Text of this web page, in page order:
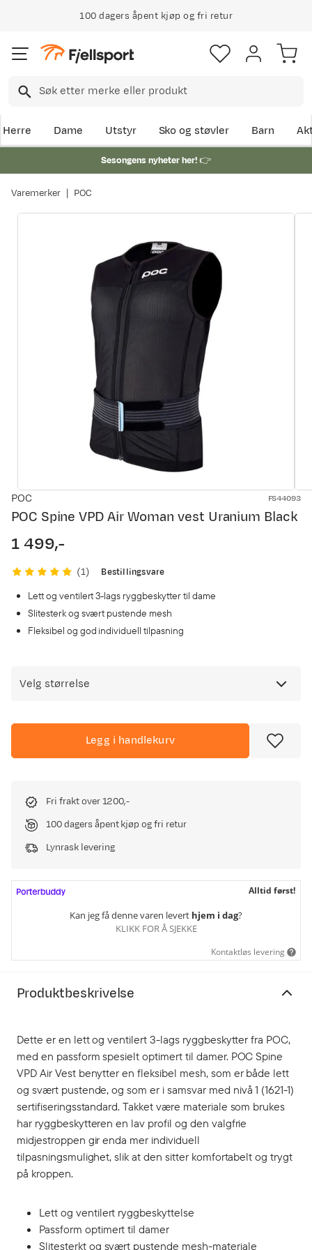
100 dagers åpent kjøp og fri retur
Herre Dame Utstyr Sko og støvler Barn
Sesongens nyheter her!👉
Varemerker POC
POC FS44093
POC Spine VPD Air Woman vest Uranium Black
price
1 499,-
(1)
Bestillingsvare
Lett og ventilert 3-lags ryggbeskytter til dame
Slitesterk og svært pustende mesh
Fleksibel og god individuell tilpasning
Velg størrelse
Legg i handlekurv
Fri frakt over 1200,-
100 dagers åpent kjøp og fri retur
Lynrask levering
Alltid først!
Kan jeg få denne varen levert hjem i dag?
KLIKK FOR Å SJEKKE
Kontaktløs levering
Produktbeskrivelse
Dette er en lett og ventilert 3-lags ryggbeskytter fra POC,
med en passform spesielt optimert til damer. POC Spine
VPD Air Vest benytter en fleksibel mesh, som er både lett
og svært pustende, og som er i samsvar med nivå 1 (1621-1)
sertifiseringsstandard. Takket være materiale som brukes
har ryggbeskytteren en lav profil og den valgfrie
midjestroppen gir enda mer individuell
tilpasningsmulighet, slik at den sitter komfortabelt og trygt
på kroppen.
Lett og ventilert ryggbeskyttelse
Passform optimert til damer
Slitesterkt og svært pustende mesh-materiale